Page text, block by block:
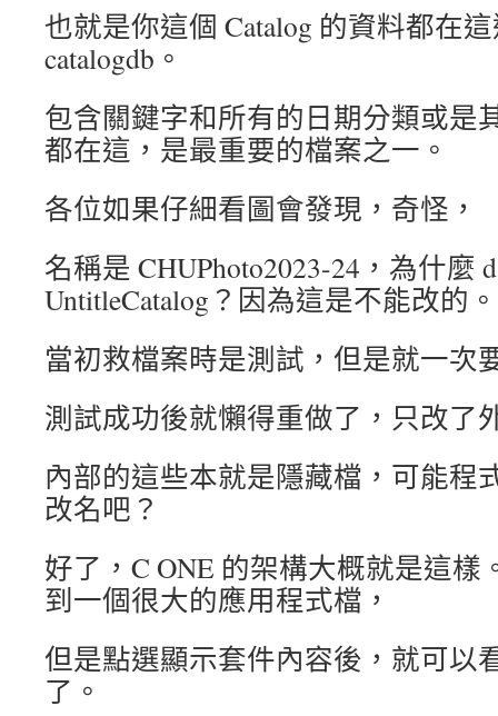
也就是你這個 Catalog 的資料都在
catalogdb。
包含關鍵字和所有的日期分類或是
都在這，是最重要的檔案之一。
各位如果仔細看圖會發現，奇怪，
名稱是 CHUPhoto2023-24，為什麼
UntitleCatalog？因為這是不能改的。
當初救檔案時是測試，但是就一次
測試成功後就懶得重做了，只改了
內部的這些本就是隱藏檔，可能程
改名吧？
好了，C ONE 的架構大概就是這
到一個很大的應用程式檔，
但是點選顯示套件內容後，就可以
了。